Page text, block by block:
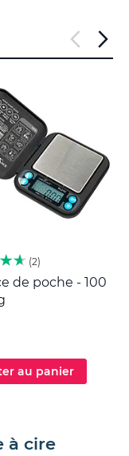
2
de poche - 100
au panier
à cire